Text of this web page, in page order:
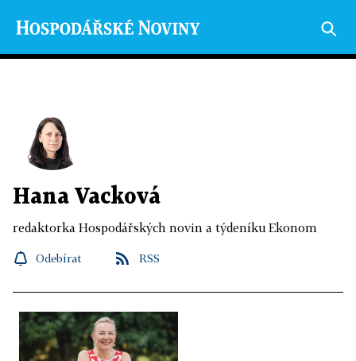
Hana Vacková
redaktorka Hospodářských novin a týdeníku Ekonom
Odebírat RSS